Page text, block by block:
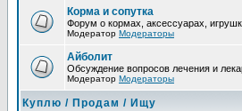
Корма и сопутка
Форум о кормах, аксессуарах,
Модератор Модераторы
Айболит
Обсуждение вопросов лечения и
Модератор Модераторы
Куплю / Продам / Ищу